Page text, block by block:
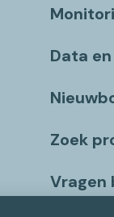
Data
Zoek
Vragen